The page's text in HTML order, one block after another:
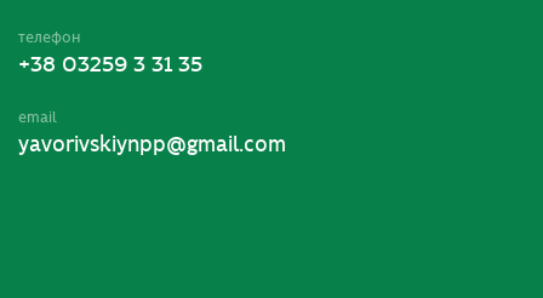
телефон
+38 03259 3 31 35
email
yavorivskiynpp@gmail.com